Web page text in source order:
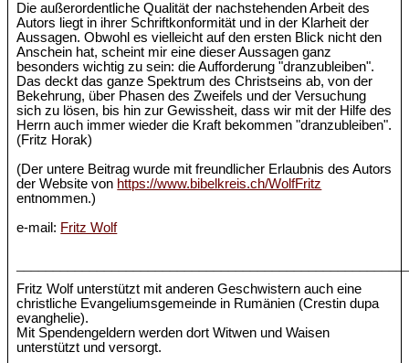
Die außerordentliche Qualität der nachstehenden Arbeit des
Autors liegt in ihrer Schriftkonformität und in der Klarheit der
Aussagen. Obwohl es vielleicht auf den ersten Blick nicht den
Anschein hat, scheint mir eine dieser Aussagen ganz
besonders wichtig zu sein: die Aufforderung "dranzubleiben".
Das deckt das ganze Spektrum des Christseins ab, von der
Bekehrung, über Phasen des Zweifels und der Versuchung
sich zu lösen, bis hin zur Gewissheit, dass wir mit der Hilfe des
Herrn auch immer wieder die Kraft bekommen "dranzubleiben".
(Fritz Horak)
(Der untere Beitrag wurde mit freundlicher Erlaubnis des Autors
der Website von https://www.bibelkreis.ch/WolfFritz
entnommen.)
e-mail: Fritz Wolf
Fritz Wolf unterstützt mit anderen Geschwistern auch eine
christliche Evangeliumsgemeinde in Rumänien (Crestin dupa
evanghelie).
Mit Spendengeldern werden dort Witwen und Waisen
unterstützt und versorgt.